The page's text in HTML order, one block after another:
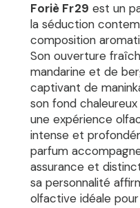
Foriè Fr29 est un
la séduction
composition
Son ouverture
mandarine et de
captivant de
son fond
une expérience
intense et
parfum
assurance et
sa personnalité
olfactive idéale